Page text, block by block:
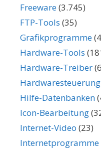
Freeware(3.745)
FTP-Tools (35)
Grafikprogramme
Hardware-Tools
Hardware-Treiber
Hardwaresteuerung
Hilfe-Datenbanken
Icon-Bearbeitung
Internet-Video (23)
Internetprogramme